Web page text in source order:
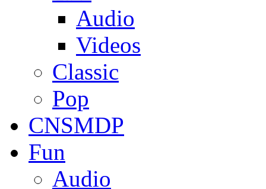
Audio
Videos
Classic
Pop
CNSMDP
Fun
Audio